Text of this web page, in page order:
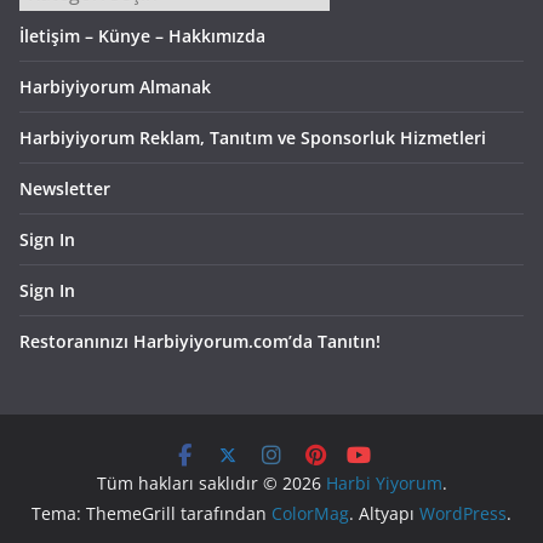
İletişim – Künye – Hakkımızda
Harbiyiyorum Almanak
Harbiyiyorum Reklam, Tanıtım ve Sponsorluk Hizmetleri
Newsletter
Sign In
Sign In
Restoranınızı Harbiyiyorum.com’da Tanıtın!
Tüm hakları saklıdır © 2026 Harbi Yiyorum.
Tema: ThemeGrill tarafından ColorMag. Altyapı WordPress.